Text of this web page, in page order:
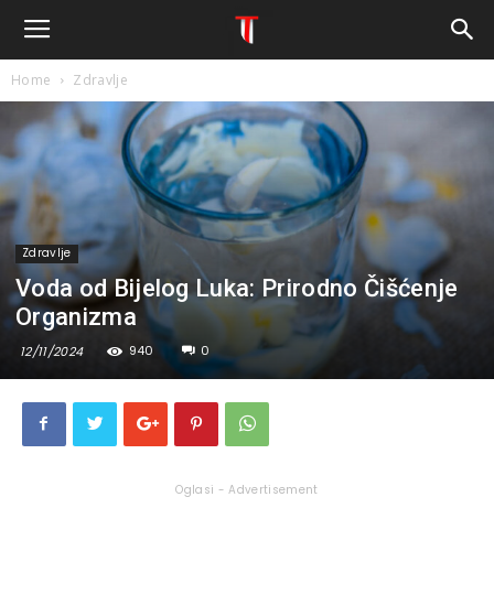
Home Zdravlje
Zdravlje
Voda od Bijelog Luka: Prirodno Čišćenje
Organizma
12/11/2024 940 0
Oglasi - Advertisement